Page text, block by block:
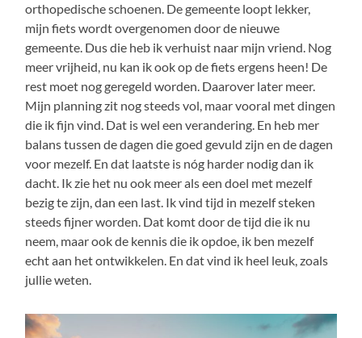
orthopedische schoenen. De gemeente loopt lekker,
mijn fiets wordt overgenomen door de nieuwe
gemeente. Dus die heb ik verhuist naar mijn vriend. Nog
meer vrijheid, nu kan ik ook op de fiets ergens heen! De
rest moet nog geregeld worden. Daarover later meer.
Mijn planning zit nog steeds vol, maar vooral met dingen
die ik fijn vind. Dat is wel een verandering. En heb mer
balans tussen de dagen die goed gevuld zijn en de dagen
voor mezelf. En dat laatste is nóg harder nodig dan ik
dacht. Ik zie het nu ook meer als een doel met mezelf
bezig te zijn, dan een last. Ik vind tijd in mezelf steken
steeds fijner worden. Dat komt door de tijd die ik nu
neem, maar ook de kennis die ik opdoe, ik ben mezelf
echt aan het ontwikkelen. En dat vind ik heel leuk, zoals
jullie weten.